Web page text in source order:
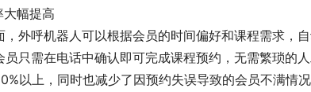
幅提高
，外呼机器人可以根据会员的时间偏好和课程需求，
员只需在电话中确认即可完成课程预约，无需繁琐的
以上，同时也减少了因预约失误导致的会员不满情况